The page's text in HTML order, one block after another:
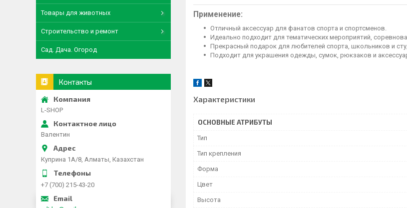
Применение:
Отличный аксессуар для фанатов спорта и спортсменов.
Идеально подходит для тематических мероприятий,
Прекрасный подарок для любителей спорта, школьников и
Подходит для украшения одежды, сумок, рюкзаков и
Характеристики
ОСНОВНЫЕ АТРИБУТЫ
Тип
Тип крепления
Форма
Цвет
Высота
Товары для животных
Строительство и ремонт
Сад. Дача. Огород
Контакты
L-SHOP
Валентин
Куприна 1A/8, Алматы, Казахстан
+7 (700) 215-43-20